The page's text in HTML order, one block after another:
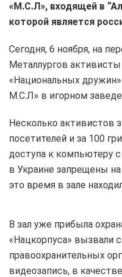
«М.С.Л», входящей в
которой является
Сегодня, 6 ноября, на
Металлургов
«Национальных
М.С.Л» в игорном
Несколько активистов
посетителей и за 100
доступа к компьютеру
в Украине запрещены
это время в зале
В зал уже прибыла
«Нацкорпуса» вызвали
правоохранительных
видеозапись, в